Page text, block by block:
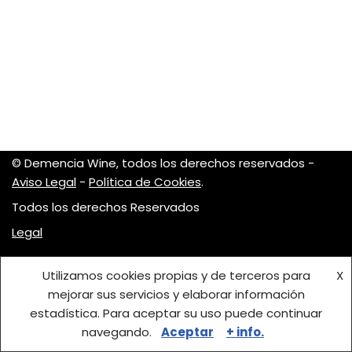
© Demencia Wine, todos los derechos reservados -
Aviso Legal - Política de Cookies.
Todos los derechos Reservados
Legal
Utilizamos cookies propias y de terceros para
mejorar sus servicios y elaborar información
estadística. Para aceptar su uso puede continuar
navegando.
X
Aceptar + info.